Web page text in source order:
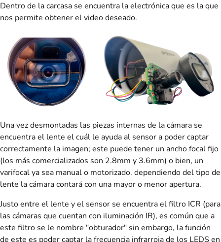
Dentro de la carcasa se encuentra la electrónica que es la que
nos permite obtener el video deseado.
Una vez desmontadas las piezas internas de la cámara se
encuentra el lente el cuál le ayuda al sensor a poder captar
correctamente la imagen; este puede tener un ancho focal fijo
(los más comercializados son 2.8mm y 3.6mm) o bien, un
varifocal ya sea manual o motorizado. dependiendo del tipo de
lente la cámara contará con una mayor o menor apertura.
Justo entre el lente y el sensor se encuentra el filtro ICR (para
las cámaras que cuentan con iluminación IR), es común que a
este filtro se le nombre "obturador" sin embargo, la función
de este es poder captar la frecuencia infrarroja de los LEDS en